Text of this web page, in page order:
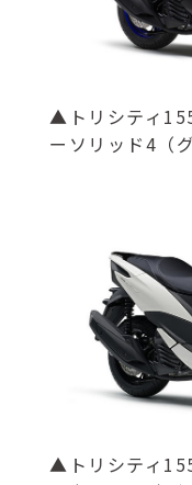
▲トリシティ
ーソリッド4（
▲トリシティ